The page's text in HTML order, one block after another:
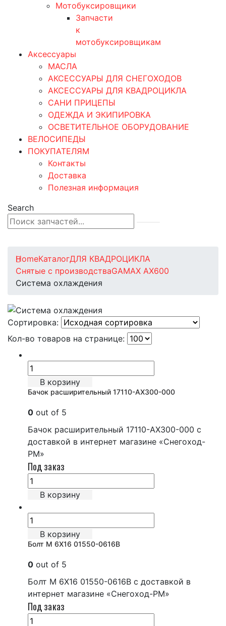
Мотобуксировщики
Запчасти
к
мотобуксировщикам
Аксессуары
МАСЛА
АКСЕССУАРЫ ДЛЯ СНЕГОХОДОВ
АКСЕССУАРЫ ДЛЯ КВАДРОЦИКЛА
САНИ ПРИЦЕПЫ
ОДЕЖДА И ЭКИПИРОВКА
ОСВЕТИТЕЛЬНОЕ ОБОРУДОВАНИЕ
ВЕЛОСИПЕДЫ
ПОКУПАТЕЛЯМ
Контакты
Доставка
Полезная информация
Search
HomeКаталогДЛЯ КВАДРОЦИКЛА
Снятые с производстваGAMAX AX600
Система охлаждения
Сортировка:
Кол-во товаров на странице:
В корзину
Бачок расширительный 17110-AX300-000
0 out of 5
Бачок расширительный 17110-AX300-000 с
доставкой в интернет магазине «Снегоход-
РМ»
Под заказ
В корзину
В корзину
Болт М 6Х16 01550-0616B
0 out of 5
Болт М 6Х16 01550-0616B с доставкой в
интернет магазине «Снегоход-РМ»
Под заказ